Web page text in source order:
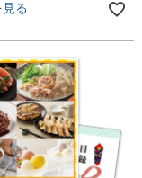
る